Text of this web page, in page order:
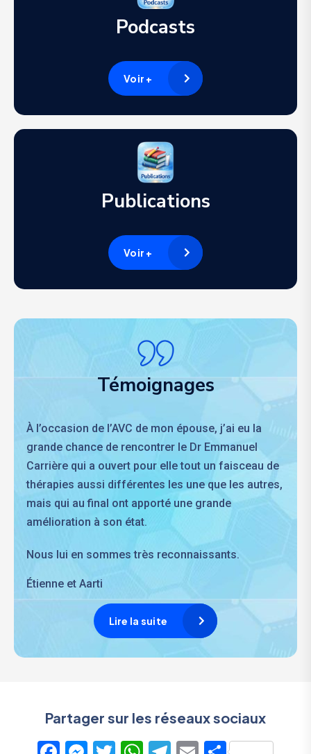
Podcasts
Voir +
Publications
Voir +
Témoignages
À l’occasion de l’AVC de mon épouse, j’ai eu la
grande chance de rencontrer le Dr Emmanuel
Carrière qui a ouvert pour elle tout un faisceau de
thérapies aussi différentes les une que les autres,
mais qui au final ont apporté une grande
amélioration à son état.
Nous lui en sommes très reconnaissants.
Étienne et Aarti
Lire la suite
Partager sur les réseaux sociaux